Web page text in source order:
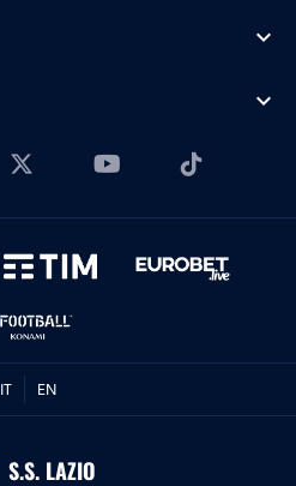
expand_more
expand_more
IT EN
S.S. LAZIO